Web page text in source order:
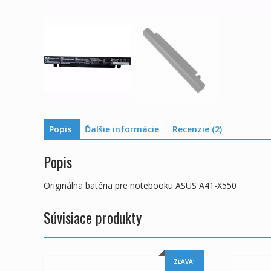
Popis Ďalšie informácie Recenzie (2)
Popis
Originálna batéria pre notebooku ASUS A41-X550
Súvisiace produkty
ZĽAVA!